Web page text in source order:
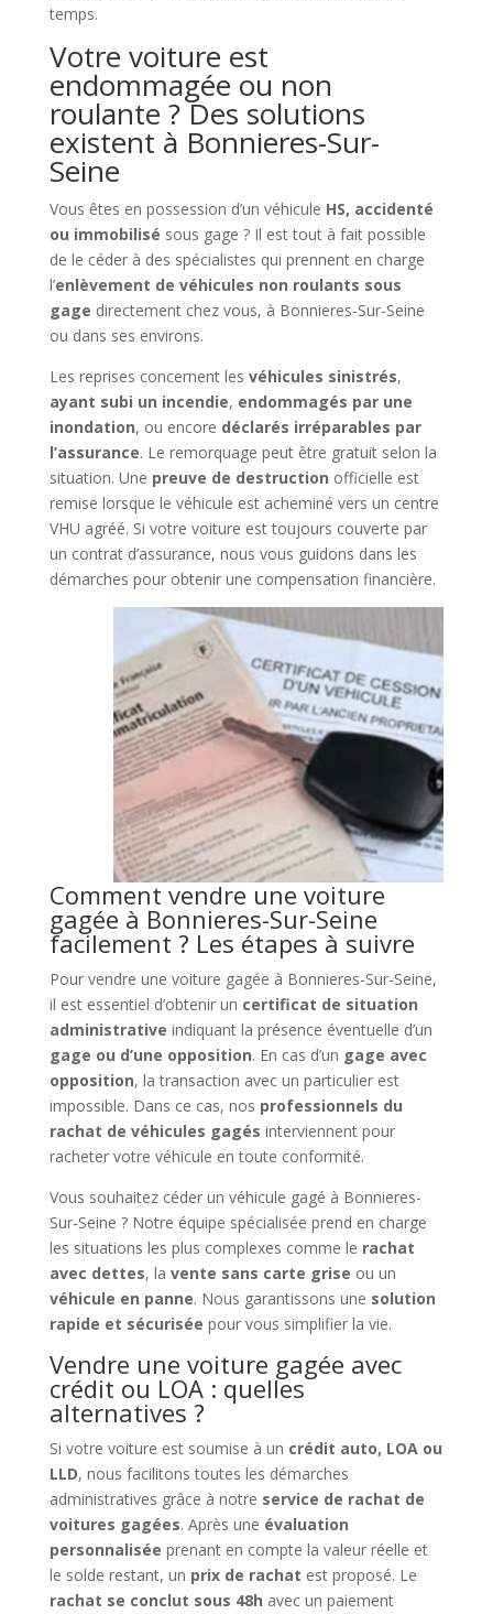
temps.
Votre voiture est
endommagée ou non
roulante ? Des solutions
existent à Bonnieres-Sur-
Seine
Vous êtes en possession d’un véhicule HS, accidenté
ou immobilisé sous gage ? Il est tout à fait possible
de le céder à des spécialistes qui prennent en charge
l’enlèvement de véhicules non roulants sous
gage directement chez vous, à Bonnieres-Sur-Seine
ou dans ses environs.
Les reprises concernent les véhicules sinistrés,
ayant subi un incendie, endommagés par une
inondation, ou encore déclarés irréparables par
l’assurance. Le remorquage peut être gratuit selon la
situation. Une preuve de destruction officielle est
remise lorsque le véhicule est acheminé vers un centre
VHU agréé. Si votre voiture est toujours couverte par
un contrat d’assurance, nous vous guidons dans les
démarches pour obtenir une compensation financière.
Comment vendre une voiture
gagée à Bonnieres-Sur-Seine
facilement ? Les étapes à suivre
Pour vendre une voiture gagée à Bonnieres-Sur-Seine,
il est essentiel d’obtenir un certificat de situation
administrative indiquant la présence éventuelle d’un
gage ou d’une opposition. En cas d’un gage avec
opposition, la transaction avec un particulier est
impossible. Dans ce cas, nos professionnels du
rachat de véhicules gagés interviennent pour
racheter votre véhicule en toute conformité.
Vous souhaitez céder un véhicule gagé à Bonnieres-
Sur-Seine ? Notre équipe spécialisée prend en charge
les situations les plus complexes comme le rachat
avec dettes, la vente sans carte grise ou un
véhicule en panne. Nous garantissons une solution
rapide et sécurisée pour vous simplifier la vie.
Vendre une voiture gagée avec
crédit ou LOA : quelles
alternatives ?
Si votre voiture est soumise à un crédit auto, LOA ou
LLD, nous facilitons toutes les démarches
administratives grâce à notre service de rachat de
voitures gagées. Après une évaluation
personnalisée prenant en compte la valeur réelle et
le solde restant, un prix de rachat est proposé. Le
rachat se conclut sous 48h avec un paiement